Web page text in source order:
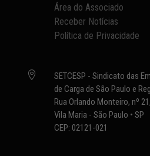
Área do Associado
Receber Notícias
Política de Privacidade

SETCESP - Sindicato das
de Carga de São Paulo e
Rua Orlando Monteiro, nº
Vila Maria - São Paulo • SP
CEP: 02121-021